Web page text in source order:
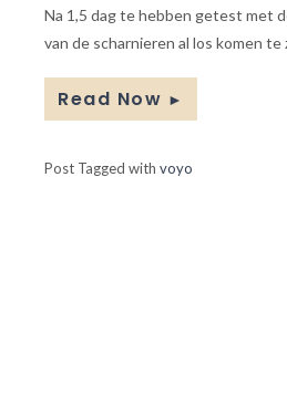
Na 1,5 dag te hebben getest met
van de scharnieren al los komen
Read Now ►
Post Tagged withvoyo